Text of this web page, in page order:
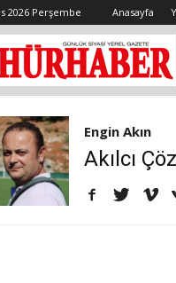
2026 Perşembe Anasayfa
Engin Akın
Akılcı